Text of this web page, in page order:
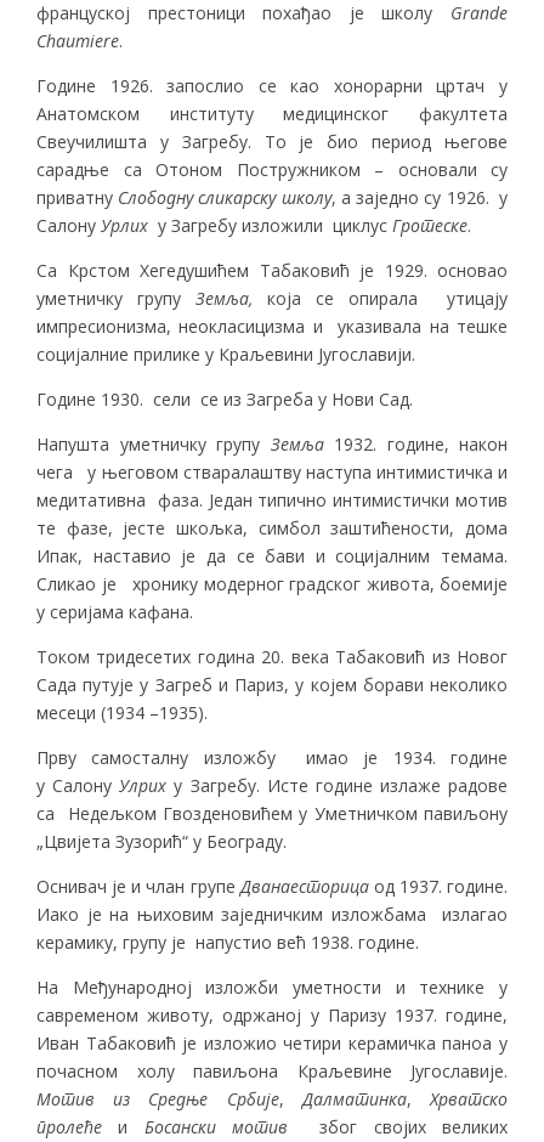
француској престоници похађао је школу Grande
Chaumiere.
Године 1926. запослио се као хонорарни цртач у
Анатомском институту медицинског факултета
Свеучилишта у Загребу. То је био период његове
сарадње са Отоном Постружником – основали су
приватну Слободну сликарску школу, а заједно су 1926. у
Салону Урлих у Загребу изложили циклус Гротеске.
Са Крстом Хегедушићем Табаковић је 1929. oсновао
уметничку групу Земља, која се опирала утицају
импресионизма, неокласицизма и указивала на тешке
социјалние прилике у Краљевини Југославији.
Године 1930. сели се из Загреба у Нови Сад.
Напушта уметничку групу Земља1932. године, након
чега у његовом стваралаштву наступа интимистичка и
медитативна фаза. Један типично интимистички мотив
те фазе, јесте шкољка, симбол заштићености, дома
Ипак, наставио је да се бави и социјалним темама.
Сликао је хронику модерног градског живота, боемије
у серијама кафана.
Током тридесетих година 20. века Табаковић из Новог
Сада путује у Загреб и Париз, у којем борави неколико
месеци (1934 –1935).
Прву самосталну изложбу имао је 1934. године
у СалонуУлрих у Загребу. Исте године излаже радове
са Недељком Гвозденовићем у Уметничком павиљону
„Цвијета Зузорић“ у Београду.
Оснивач је и члан групеДванаесторицаод 1937. године.
Иако је на њиховим заједничким изложбама излагао
керамику, групу је напустио већ 1938. године.
На Међународној изложби уметности и технике у
савременом животу, одржаној у Паризу 1937. године,
Иван Табаковић је изложио четири керамичка паноа у
почасном холу павиљона Краљевине Југославије.
Мотив из Средње Србије,Далматинка,Хрватско
пролеће и Босански мотив због својих великих